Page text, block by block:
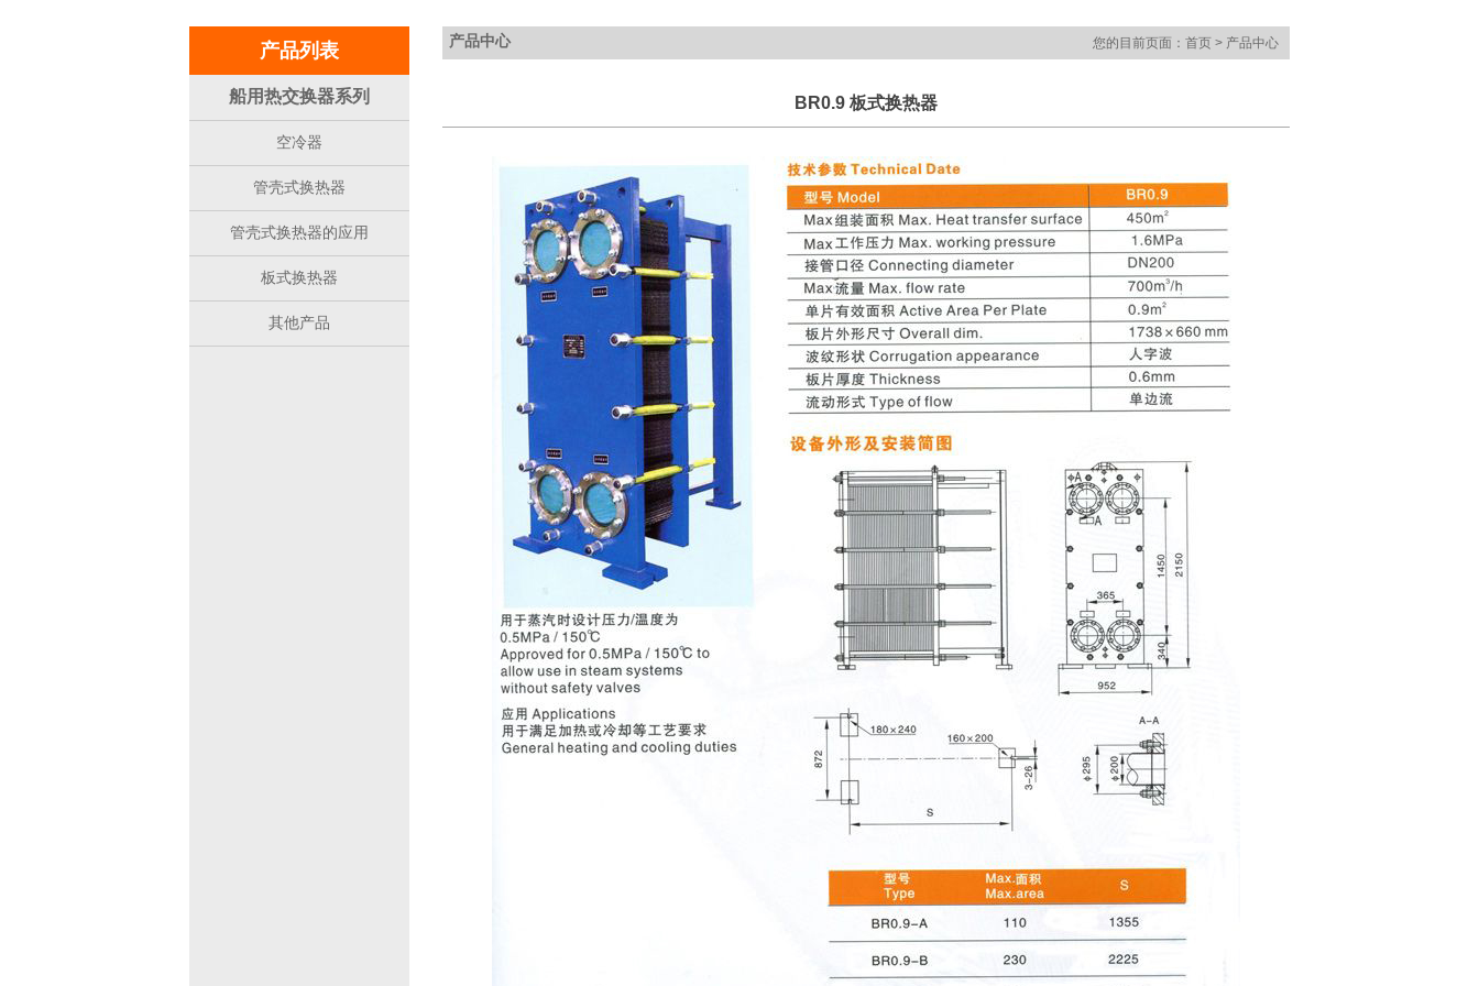
产品列表
船用热交换器系列
空冷器
管壳式换热器
管壳式换热器的应用
板式换热器
其他产品
产品中心 您的目前页面：首页 > 产品中心
BR0.9 板式换热器